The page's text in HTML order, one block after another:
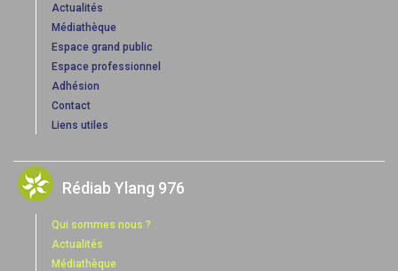
Actualités
Médiathèque
Espace grand public
Espace professionnel
Adhésion
Contact
Liens utiles
Rédiab Ylang 976
Qui sommes nous ?
Actualités
Médiathèque